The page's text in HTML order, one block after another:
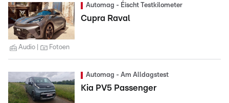
Automag - Éischt Testkilometer
Cupra Raval
Audio Fotoen
Automag - Am Alldagstest
Kia PV5 Passenger